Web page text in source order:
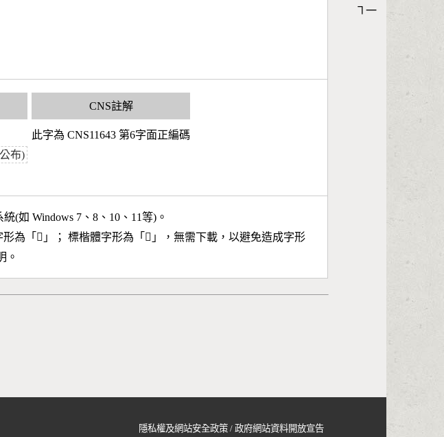
㇕一
布)
CNS註解
此字為 CNS11643 第6字面正編碼
(如 Windows 7、8、10、11等)。
為「 𦒾 」； 標楷體字形為「 𦒾 」，無需下載，以避免造成字形
。
隱私權及網站安全政策 /政府網站資料開放宣告